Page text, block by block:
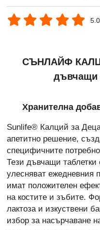
СЪНЛАЙФ
дъвчащи
Хранителна
Sunlife® Калций за
апетитно решение,
специфичните
Тези дъвчащи таблетки
улесняват ежедневния
имат положителен
на костите и зъбите.
лактоза и изкуствени
избор за насърчаване